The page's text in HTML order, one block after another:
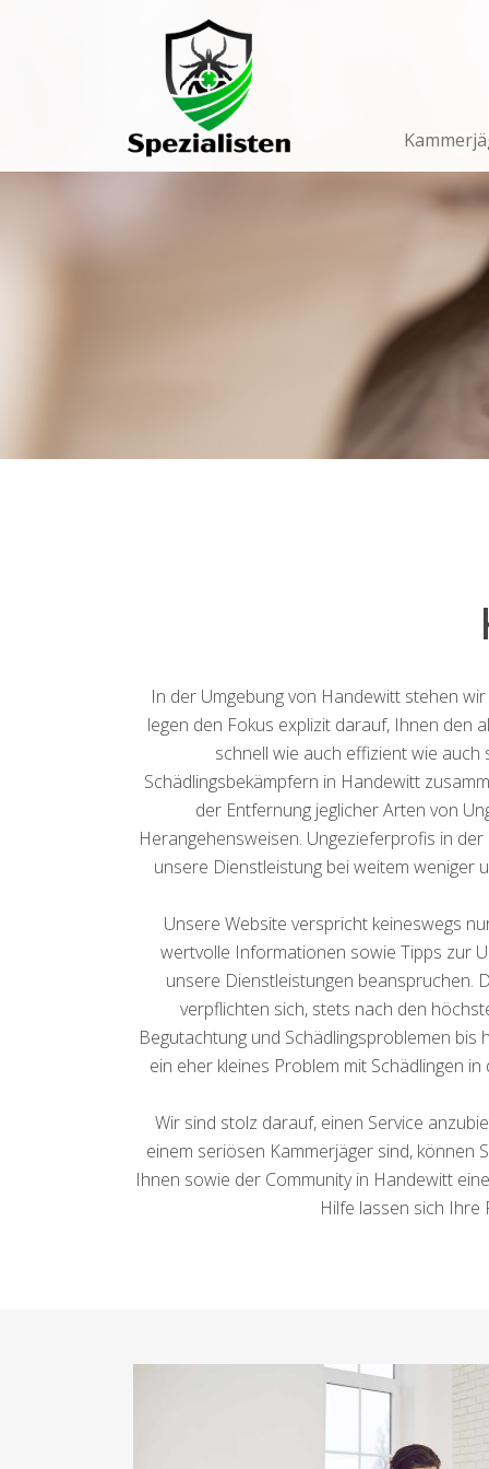
Navigation
In der Umgebung von Handewitt stehen
legen den Fokus explizit darauf, Ihnen den
schnell wie auch effizient wie
Schädlingsbekämpfern in Handewitt
der Entfernung jeglicher Arten von
Herangehensweisen. Ungezieferprofis in
unsere Dienstleistung bei weitem weniger
Unsere Website verspricht keineswegs
wertvolle Informationen sowie Tipps zur
unsere Dienstleistungen beanspruchen.
verpflichten sich, stets nach den
Begutachtung und Schädlingsproblemen
ein eher kleines Problem mit Schädlingen
Wir sind stolz darauf, einen Service
einem seriösen Kammerjäger sind, können
Ihnen sowie der Community in Handewitt
Hilfe lassen sich Ihre